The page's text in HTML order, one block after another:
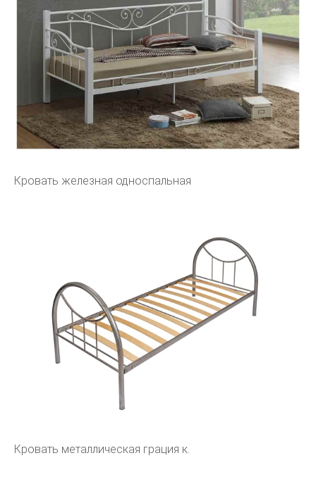
Кровать железная односпальная
Кровать металлическая грация к.